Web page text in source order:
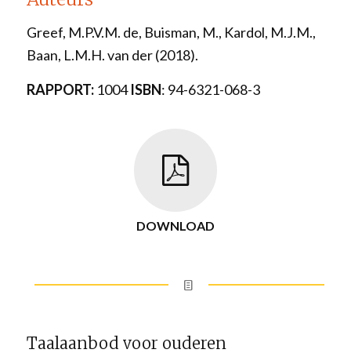
Greef, M.P.V.M. de, Buisman, M., Kardol, M.J.M.,
Baan, L.M.H. van der(2018).
RAPPORT:1004ISBN: 94-6321-068-3
DOWNLOAD
Taalaanbod voor ouderen